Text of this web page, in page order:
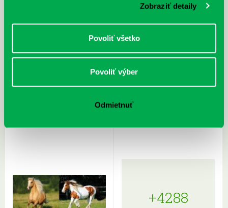
Zobraziť detaily
Povoliť všetko
Povoliť výber
Odmietnuť
Sprievodca po hviezdnej oblohe
kompletný sprievodca
+4288